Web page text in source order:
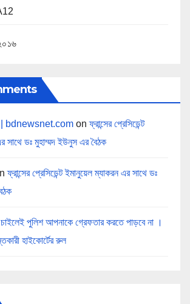
bdnewsnet.com onফ্রান্সের প্রেসিডেন্ট
সাথে ডঃ মুহাম্মদ ইউনুস এর বৈঠক
ফ্রান্সের প্রেসিডেন্ট ইমানুয়েল ম্যাকরন এর সাথে ডঃ
চাইলেই পুলিশ আপনাকে গ্রেফতার করতে পাড়বে না ।
হাইকোর্টের রুল